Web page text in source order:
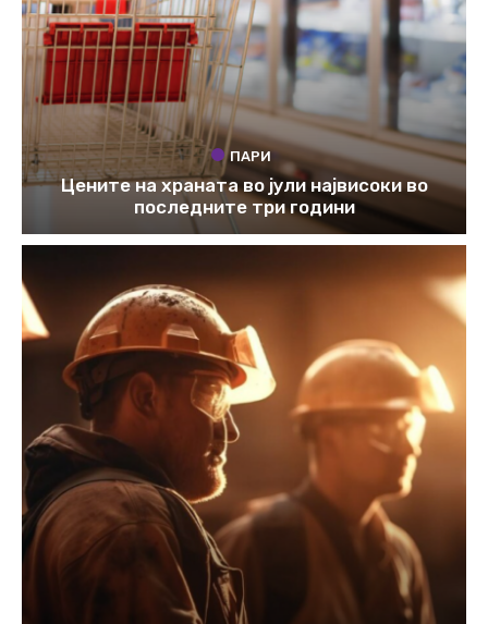
ПАРИ
Цените на храната во јули највисоки во
последните три години